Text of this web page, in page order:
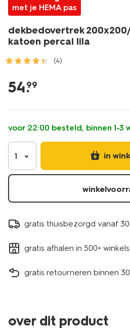
met je HEMA pas
dekbedovertrek
katoen percal lila
(4)
slapen/slapen/dekbedovertrek/
200x200%2F220cm-
katoen-
percal-
lila-
5750165.html
54.
99
voor 22:00 besteld, binnen 1-3
1 in
gratis thuisbezorgd vanaf
gratis afhalen in 500+
gratis retourneren binnen
over dit product